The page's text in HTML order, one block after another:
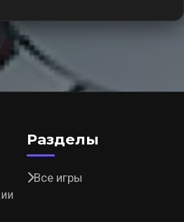
Разделы
Все игры